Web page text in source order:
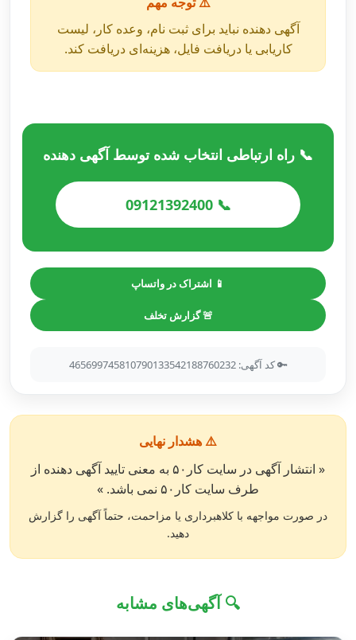
آگهی دهنده نباید برای ثبت نام، وعده کار، لیست
کاریابی یا دریافت فایل، هزینه‌ای دریافت کند.
📞 راه ارتباطی انتخاب شده توسط آگهی دهنده
📞 09121392400
📱 اشتراک در واتساپ
🚨 گزارش تخلف
🔑 کد آگهی: 465699745810790133542188760232
⚠️ هشدار نهایی
« انتشار آگهی در سایت کار۵۰ به معنی تایید آگهی دهنده از
طرف سایت کار۵۰ نمی باشد. »
در صورت مواجهه با کلاهبرداری یا مزاحمت، حتماً آگهی را گزارش
دهید.
🔍 آگهی‌های مشابه